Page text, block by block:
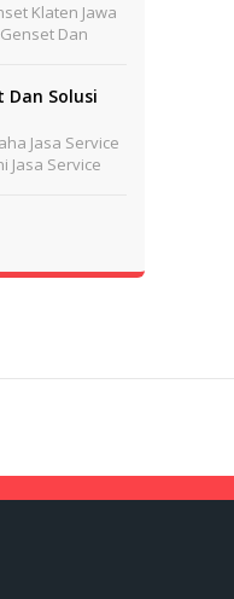
Klaten Jawa
Dan
Dan Seki...
Dan Solusi
Jasa Service
Jasa Service